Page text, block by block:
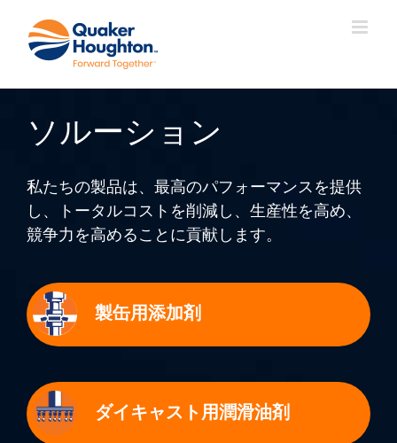
content
ソルーション
私たちの製品は、最高のパフォーマンスを提供
し、トータルコストを削減し、生産性を高め、
競争力を高めることに貢献します。
製缶用添加剤
ダイキャスト用潤滑油剤